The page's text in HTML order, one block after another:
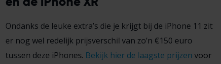
Ondanks de leuke extra’s die je krijgt bij de iPhone 11 zit
er nog wel redelijk prijsverschil van zo’n €150 euro
tussen deze iPhones. Bekijk hier de laagste prijzen voor